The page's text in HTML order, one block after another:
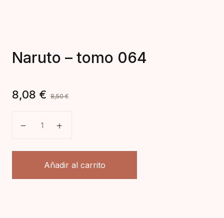
Naruto – tomo 064
8,08 € 8,50€
Añadir al carrito